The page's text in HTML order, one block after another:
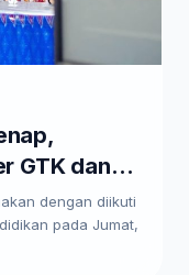
GTK dan
dengan diikuti
pada Jumat,